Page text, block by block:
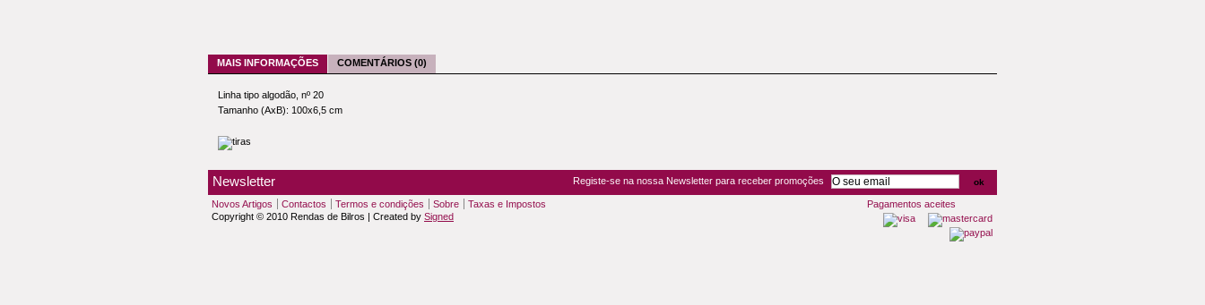
MAIS INFORMAÇÕES COMENTÁRIOS (0)
Linha tipo algodão, nº 20
Tamanho (AxB): 100x6,5 cm
Newsletter Registe-se na nossa Newsletter para receber promoções
Novos Artigos Contactos Termos e condições Sobre
Taxas e Impostos
Copyright © 2010 Rendas de Bilros | Created by Signed
Pagamentos aceites